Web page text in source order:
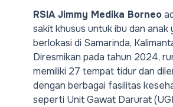
RSIA Jimmy Medika Borneo
sakit khusus untuk ibu dan anak
berlokasi di Samarinda,
Diresmikan pada tahun 2024,
memiliki 27 tempat tidur dan
dengan berbagai fasilitas
seperti Unit Gawat Darurat